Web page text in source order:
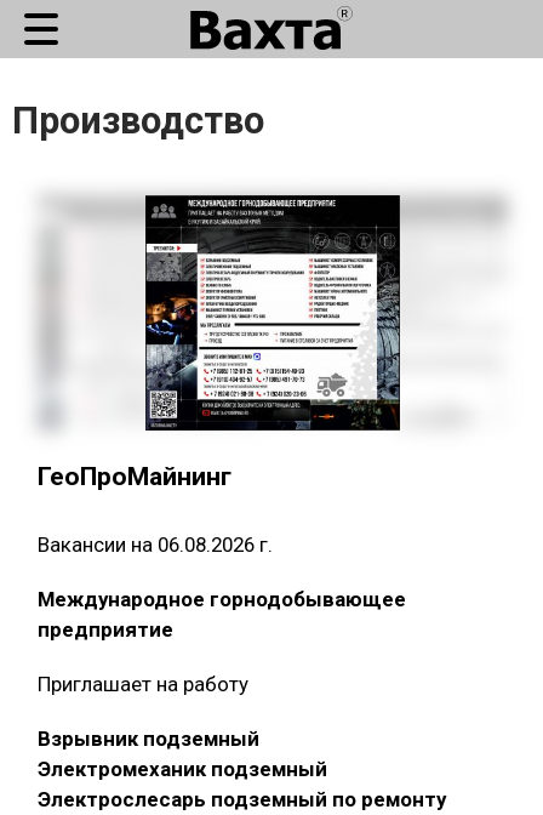
Производство
ГеоПроМайнинг
Вакансии на 06.08.2026 г.
Международное горнодобывающее
предприятие
Приглашает на работу
Взрывник подземный
Электромеханик подземный
Электрослесарь подземный по ремонту